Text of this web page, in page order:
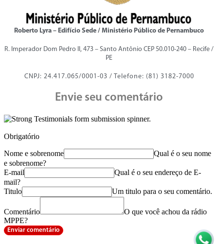
Roberto Lyra – Edifício Sede / Ministério Público de Pernambuco
R. Imperador Dom Pedro II, 473 – Santo Antônio CEP 50.010-240 – Recife /
PE
CNPJ: 24.417.065/0001-03 / Telefone: (81) 3182-7000
Envie seu comentário
Obrigatório
Nome e sobrenome
Qual é o seu nome
e sobrenome?
E-mail
Qual é o seu endereço de E-
mail?
Titulo
Um titulo para o seu comentário.
Comentário
O que você achou da rádio
MPPE?